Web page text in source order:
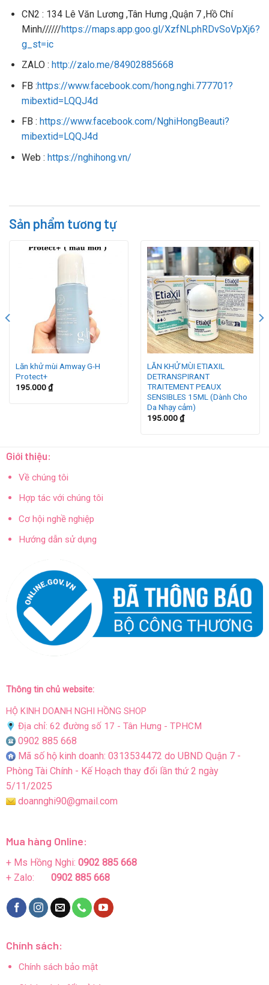
CN2 : 134 Lê Văn Lương ,Tân Hưng ,Quận 7 ,Hồ Chí
Minh//////https://maps.app.goo.gl/XzfNLphRDvSoVpXj6?
g_st=ic
ZALO : http://zalo.me/84902885668
FB :https://www.facebook.com/hong.nghi.777701?
mibextid=LQQJ4d
FB : https://www.facebook.com/NghiHongBeauti?
mibextid=LQQJ4d
Web : https://nghihong.vn/
Sản phẩm tương tự
Lăn khử mùi Amway G-H
Protect+
195.000₫
LĂN KHỬ MÙI ETIAXIL
DETRANSPIRANT
TRAITEMENT PEAUX
SENSIBLES 15ML (Dành Cho
Da Nhạy cảm)
195.000₫
Giới thiệu:
Về chúng tôi
Hợp tác với chúng tôi
Cơ hội nghề nghiệp
Hướng dẫn sử dụng
Thông tin chủ website:
HỘ KINH DOANH NGHI HỒNG SHOP
Địa chỉ: 62 đường số 17 - Tân Hưng - TPHCM
0902 885 668
Mã số hộ kinh doanh: 0313534472 do UBND Quận 7 -
Phòng Tài Chính - Kế Hoạch thay đổi lần thứ 2 ngày
5/11/2025
doannghi90@gmail.com
Mua hàng Online:
+ Ms Hồng Nghi: 0902 885 668
+ Zalo: 0902 885 668
Chính sách:
Chính sách bảo mật